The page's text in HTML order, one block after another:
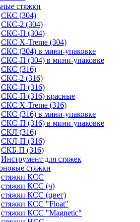
стяжки
СКС (304)
СКС-2 (304)
СКС-П (304)
СКС X-Treme (304)
СКС (304) в мини-упаковке
СКС-П (304) в мини-упаковке
СКС (316)
СКС-2 (316)
СКС-П (316)
СКС-П (316) красные
СКС X-Treme (316)
СКС (316) в мини-упаковке
СКС-П (316) в мини-упаковке
СКЛ (316)
СКЛ-П (316)
СКБ-П (316)
Инструмент для стяжек
стяжки
стяжки КСС
стяжки КСС (ч)
стяжки КСС (цвет)
стяжки КСС "Float"
стяжки КСС "Magnetic"